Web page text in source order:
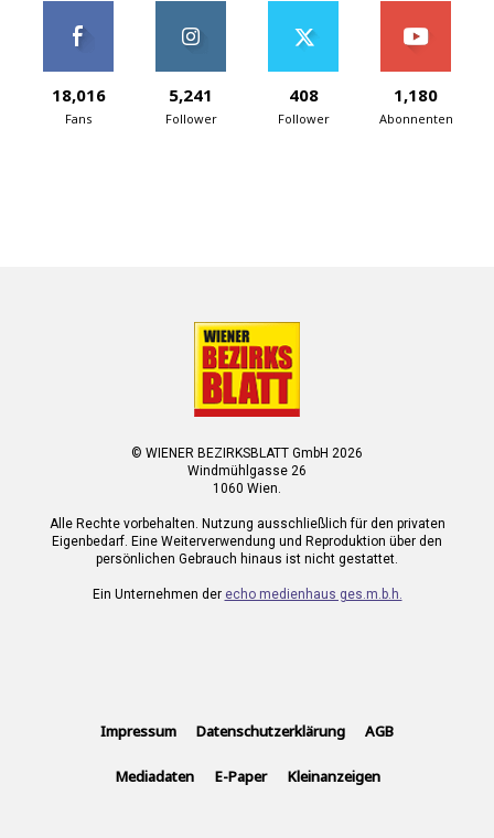
18,016
Fans
5,241
Follower
408
Follower
1,180
Abonnenten
© WIENER BEZIRKSBLATT GmbH 2026
Windmühlgasse 26
1060 Wien.
Alle Rechte vorbehalten. Nutzung ausschließlich für den privaten
Eigenbedarf. Eine Weiterverwendung und Reproduktion über den
persönlichen Gebrauch hinaus ist nicht gestattet.
Ein Unternehmen der echo medienhaus ges.m.b.h.
Impressum Datenschutzerklärung AGB
Mediadaten E-Paper Kleinanzeigen